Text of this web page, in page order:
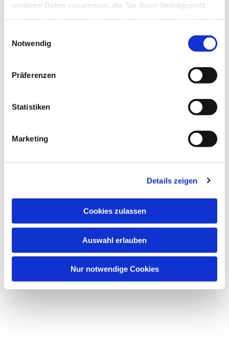
weiteren Daten zusammen, die Sie ihnen bereitgestellt
Notwendig
Präferenzen
Statistiken
Marketing
Details zeigen
Cookies zulassen
Auswahl erlauben
Nur notwendige Cookies
Dies könnte Sie auch interessieren